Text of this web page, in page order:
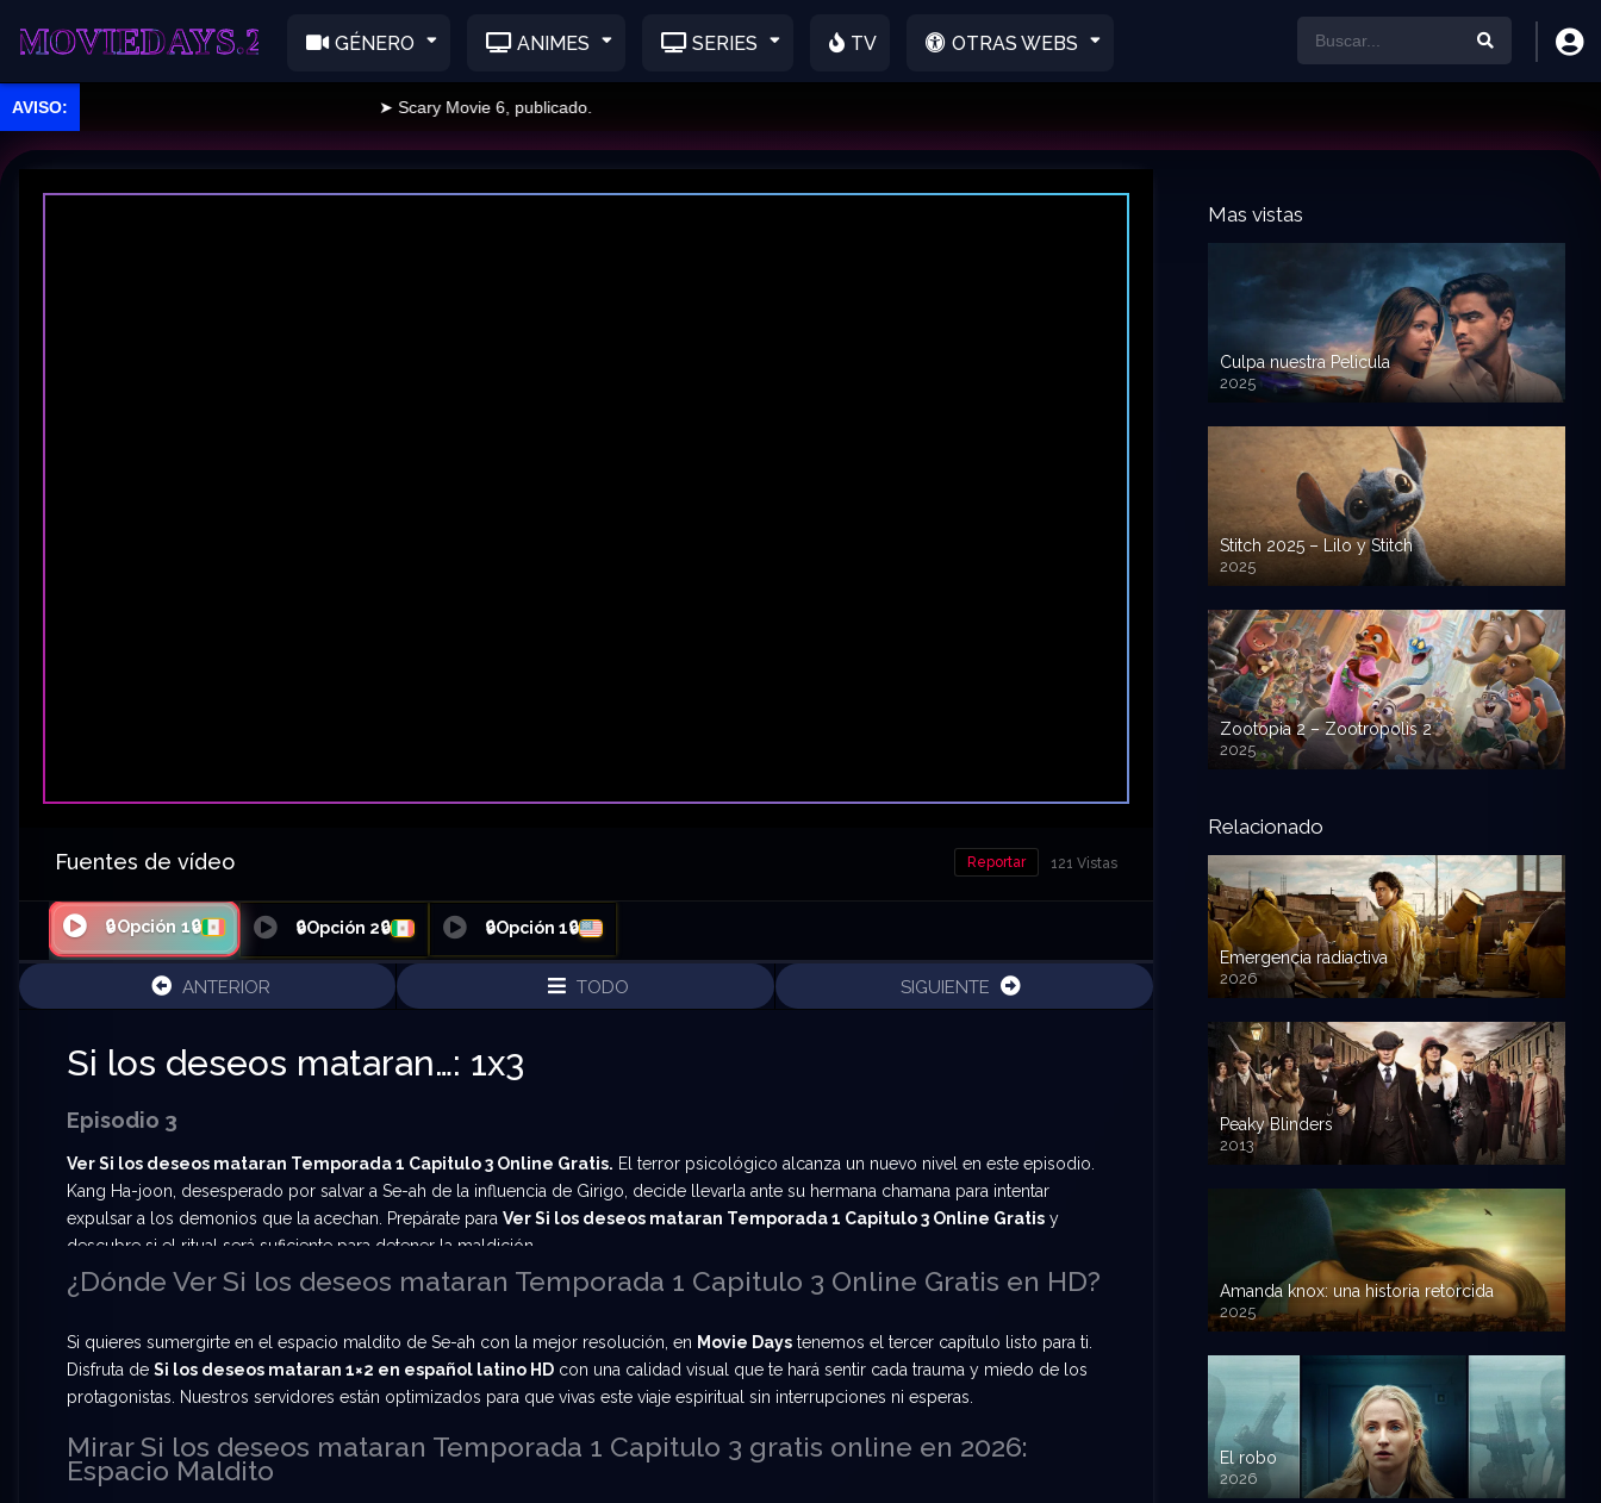
GÉNERO ANIMES SERIES TV OTRAS WEBS
➤ Scary Movie 6, publicado.
Fuentes de vídeo 121 Vistas
Reportar
🔒Opción 1🔒 🔒Opción 2🔒 🔒Opción 1🔒
ANTERIOR TODO SIGUIENTE
Si los deseos mataran…: 1x3
Episodio 3
Ver Si los deseos mataran Temporada 1 Capitulo 3 Online Gratis. El terror psicológico alcanza un nuevo nivel en este episodio.
Kang Ha-joon, desesperado por salvar a Se-ah de la influencia de Girigo, decide llevarla ante su hermana chamana para intentar
expulsar a los demonios que la acechan. Prepárate para Ver Si los deseos mataran Temporada 1 Capitulo 3 Online Gratis y
descubre si el ritual será suficiente para detener la maldición.
¿Dónde Ver Si los deseos mataran Temporada 1 Capitulo 3 Online Gratis en HD?
Si quieres sumergirte en el espacio maldito de Se-ah con la mejor resolución, en Movie Days tenemos el tercer capítulo listo para ti.
Disfruta de Si los deseos mataran 1×2 en español latino HD con una calidad visual que te hará sentir cada trauma y miedo de los
protagonistas. Nuestros servidores están optimizados para que vivas este viaje espiritual sin interrupciones ni esperas.
Mirar Si los deseos mataran Temporada 1 Capitulo 3 gratis online en 2026:
Espacio Maldito
Mas vistas
Culpa nuestra Pelicula
2025
720p HD
Stitch 2025 – Lilo y Stitch
2025
720p HD
Zootopia 2 – Zootropolis 2
2025
720p HD
Relacionado
Emergencia radiactiva
2026
Peaky Blinders
2013
Amanda knox: una historia retorcida
2025
El robo
2026